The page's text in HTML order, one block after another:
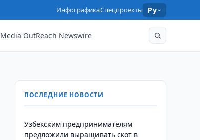
ИнфографикаСпецпроекты Ру
Media OutReach Newswire
ПОСЛЕДНИЕ НОВОСТИ
Узбекским предпринимателям
предложили выращивать скот в